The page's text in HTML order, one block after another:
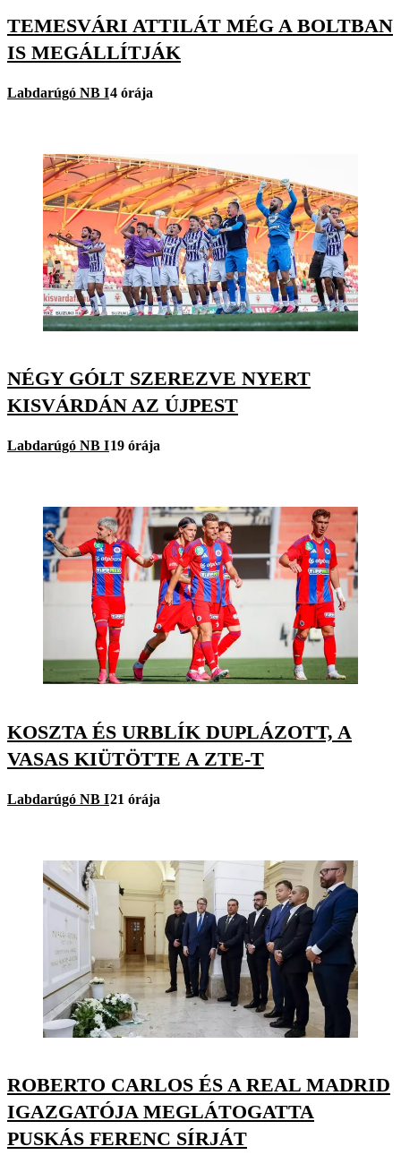
TEMESVÁRI ATTILÁT MÉG A BOLTBAN
IS MEGÁLLÍTJÁK
Labdarúgó NB I4 órája
NÉGY GÓLT SZEREZVE NYERT
KISVÁRDÁN AZ ÚJPEST
Labdarúgó NB I19 órája
KOSZTA ÉS URBLÍK DUPLÁZOTT, A
VASAS KIÜTÖTTE A ZTE-T
Labdarúgó NB I21 órája
ROBERTO CARLOS ÉS A REAL MADRID
IGAZGATÓJA MEGLÁTOGATTA
PUSKÁS FERENC SÍRJÁT